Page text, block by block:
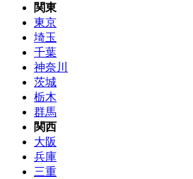
関東
東京
埼玉
千葉
神奈川
茨城
栃木
群馬
関西
大阪
兵庫
三重